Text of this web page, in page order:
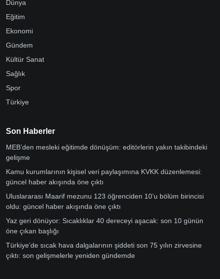
Dünya
Eğitim
Ekonomi
Gündem
Kültür Sanat
Sağlık
Spor
Türkiye
Son Haberler
MEB’den mesleki eğitimde dönüşüm: editörlerin yakın takibindeki
gelişme
Kamu kurumlarının kişisel veri paylaşımına KVKK düzenlemesi:
güncel haber akışında öne çıktı
Uluslararası Maarif mezunu 123 öğrenciden 10’u bölüm birincisi
oldu: güncel haber akışında öne çıktı
Yaz geri dönüyor: Sıcaklıklar 40 dereceyi aşacak: son 10 günün
öne çıkan başlığı
Türkiye’de sıcak hava dalgalarının şiddeti son 75 yılın zirvesine
çıktı: son gelişmelerle yeniden gündemde